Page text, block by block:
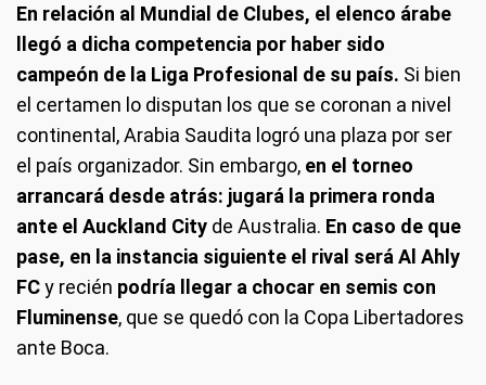
En relación al Mundial de Clubes, el elenco árabe
llegó a dicha competencia por haber sido
campeón de la Liga Profesional de su país. Si bien
el certamen lo disputan los que se coronan a nivel
continental, Arabia Saudita logró una plaza por ser
el país organizador. Sin embargo, en el torneo
arrancará desde atrás: jugará la primera ronda
ante el Auckland City de Australia. En caso de que
pase, en la instancia siguiente el rival será Al Ahly
FCy recién podría llegar a chocar en semis con
Fluminense, que se quedó con la Copa Libertadores
ante Boca.